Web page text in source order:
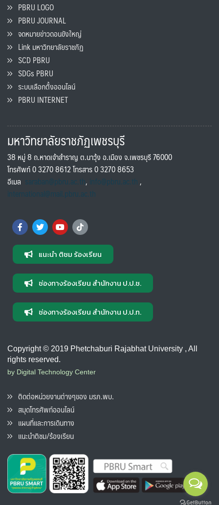
PBRU LOGO
PBRU JOURNAL
จดหมายข่าวดอนขังใหญ่
Link มหาวิทยาลัยราชภัฏ
SCD PBRU
SDGs PBRU
ระบบเลือกตั้งออนไลน์
PBRU INTERNET
มหาวิทยาลัยราชภัฏเพชรบุรี
38 หมู่ 8 ถ.หาดเจ้าสำราญ ต.นาวุ้ง อ.เมือง จ.เพชรบุรี 76000
โทรศัพท์ 0 3270 8612 โทรสาร 0 3270 8653
อีเมล saraban@pbru.ac.th, info@pbru.ac.th,
international@mail.pbru.ac.th
แนะนำ ติชม ร้องเรียน
ช่องทางร้องเรียน สำนักงาน ป.ป.ช.
ช่องทางร้องเรียน สำนักงาน ป.ป.ท.
Copyright © 2019 Phetchaburi Rajabhat University , All
rights reserved.
by Digital Technology Center
ติดต่อหน่วยงานต่างๆของ มรภ.พบ.
สมุดโทรศัพท์ออนไลน์
แผนที่และการเดินทาง
แนะนำติชม/ร้องเรียน